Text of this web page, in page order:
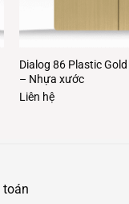
Dialog 86 Plastic
– Nhựa xước
Liên hệ
toán